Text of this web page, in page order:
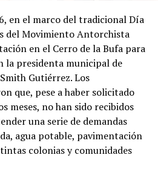
en el marco del tradicional Día
del Movimiento Antorchista
en el Cerro de la Bufa para
la presidenta municipal de
Gutiérrez. Los
que, pese a haber solicitado
meses, no han sido recibidos
una serie de demandas
agua potable, pavimentación
colonias y comunidades